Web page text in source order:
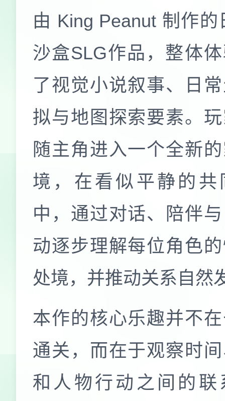
由 King Peanut 制作的
沙盒SLG作品，整体
了视觉小说叙事、日
拟与地图探索要素。
随主角进入一个全新
境，在看似平静的共
中，通过对话、陪伴
动逐步理解每位角色
处境，并推动关系自然
本作的核心乐趣并不
通关，而在于观察时
和人物行动之间的联